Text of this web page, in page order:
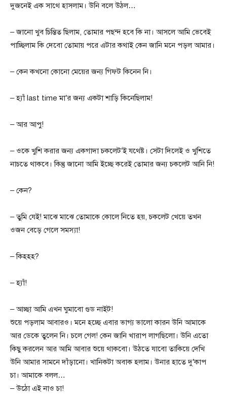
দুজনেই এক সাথে হাসলাম। উনি বলে উঠল…
– জানো খুব চিন্তিত ছিলাম‌‌, তোমার পছন্দ হবে কি না। আসলে আমি ভেবেই
পাচ্ছিলাম কি দেবো তোমায় পরে এটার কথাই কেন জানি মনে পড়ল আমার।
– কেন কখনো কোনো মেয়ের জন্য গিফট কিনেন নি।
– হ্যাঁ last time মা’র জন্য একটা শাড়ি কিনেছিলাম!
– আর আপু!
– ওকে খুশি করার জন্য একগাদা চকলেট’ই যথেষ্ট। সেটা দিলেই ও খুশিতে
নাচতে থাকবে। কিন্তু জানো আমি ইচ্ছে করেই তোমার জন্য চকলেট আনি নি!
– কেন?
– তুমি যেই! মাঝে মাঝে তোমাকে কোলে নিতে হয়, চকলেট খেয়ে তখন
ওজন বেড়ে গেলে সমস্যা!
– কিহহহ?
– হ্যাঁ!
– আচ্ছা আমি এখন ঘুমাবো গুড নাইট!
শুয়ে পড়লাম আবারও। মনে হচ্ছে এবার ভাগ্য ভালো কারন উনি আমাকে
আর ডেকে তুলেন নি। চলে গেল! কেন জানি খারাপ লাগছিলো। উনি এতো
কিছু করলেন আর আমি আবার শুয়ে থাকবো। উঠতে যাবো তাকিয়ে দেখি
উনি আমার সামনে দাঁড়ানো। খানিকটা অবাক হলাম। উনার হাতে দু’কাপ
চা। আমাকে বলল…
– উঠো এই নাও চা!